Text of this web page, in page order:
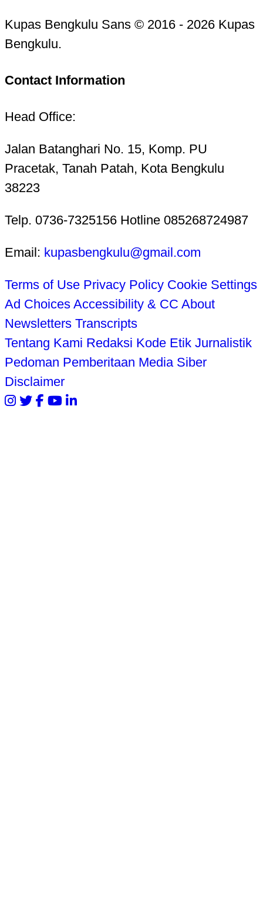
Kupas Bengkulu Sans © 2016 - 2026 Kupas
Bengkulu.
Contact Information
Head Office:
Jalan Batanghari No. 15, Komp. PU
Pracetak, Tanah Patah, Kota Bengkulu
38223
Telp. 0736-7325156 Hotline 085268724987
Email: kupasbengkulu@gmail.com
Terms of Use Privacy Policy Cookie Settings
Ad Choices Accessibility & CC About
Newsletters Transcripts
Tentang Kami Redaksi Kode Etik Jurnalistik
Pedoman Pemberitaan Media Siber
Disclaimer